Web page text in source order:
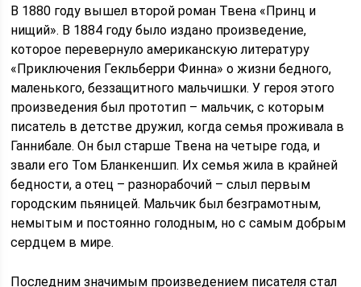
В 1880 году вышел второй роман Твена «Принц и
нищий». В 1884 году было издано произведение,
которое перевернуло американскую литературу
«Приключения Гекльберри Финна» о жизни бедного,
маленького, беззащитного мальчишки. У героя этого
произведения был прототип – мальчик, с которым
писатель в детстве дружил, когда семья проживала в
Ганнибале. Он был старше Твена на четыре года, и
звали его Том Бланкеншип. Их семья жила в крайней
бедности, а отец – разнорабочий – слыл первым
городским пьяницей. Мальчик был безграмотным,
немытым и постоянно голодным, но с самым добрым
сердцем в мире.
Последним значимым произведением писателя стал